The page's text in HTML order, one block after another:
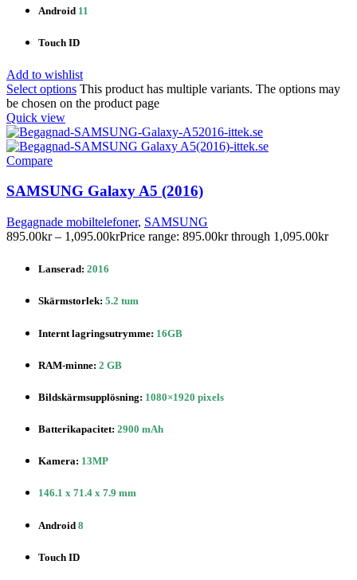
Android 11
Touch ID
Add to wishlist
Select options This product has multiple variants. The options may
be chosen on the product page
Quick view
Compare
SAMSUNG Galaxy A5 (2016)
Begagnade mobiltelefoner, SAMSUNG
895.00kr – 1,095.00krPrice range: 895.00kr through 1,095.00kr
Lanserad: 2016
Skärmstorlek: 5.2 tum
Internt lagringsutrymme: 16GB
RAM-minne: 2 GB
Bildskärmsupplösning: 1080×1920 pixels
Batterikapacitet: 2900 mAh
Kamera: 13MP
146.1 x 71.4 x 7.9 mm
Android 8
Touch ID